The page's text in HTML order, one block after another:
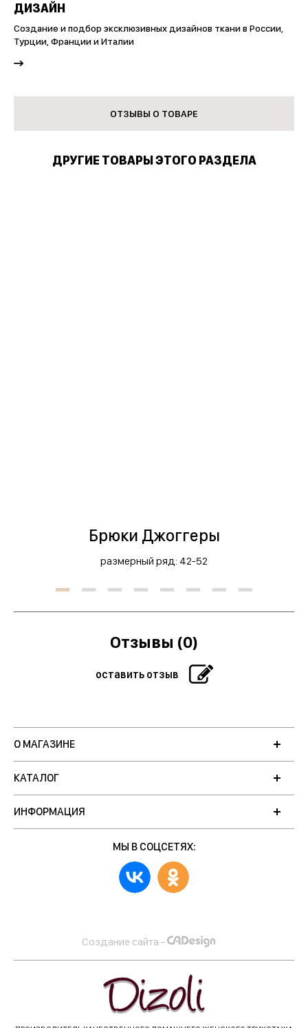
ДИЗАЙН
Создание и подбор эксклюзивных дизайнов ткани в России,
Турции, Франции и Италии
ОТЗЫВЫ О ТОВАРЕ
ДРУГИЕ ТОВАРЫ ЭТОГО РАЗДЕЛА
Брюки Джоггеры
размерный ряд: 42-52
Отзывы (0)
оставить отзыв
О МАГАЗИНЕ
КАТАЛОГ
ИНФОРМАЦИЯ
МЫ В СОЦСЕТЯХ:
Создание сайта -